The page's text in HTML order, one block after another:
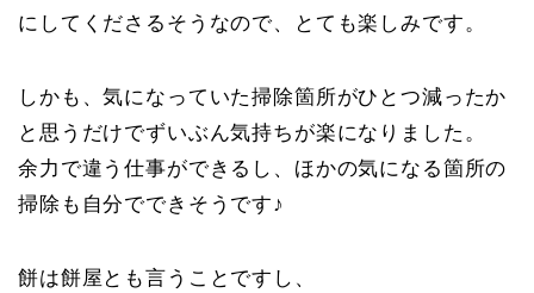
にしてくださるそうなので、とても楽しみです。
しかも、気になっていた掃除箇所がひとつ減ったか
と思うだけでずいぶん気持ちが楽になりました。
余力で違う仕事ができるし、ほかの気になる箇所の
掃除も自分でできそうです♪
餅は餅屋とも言うことですし、